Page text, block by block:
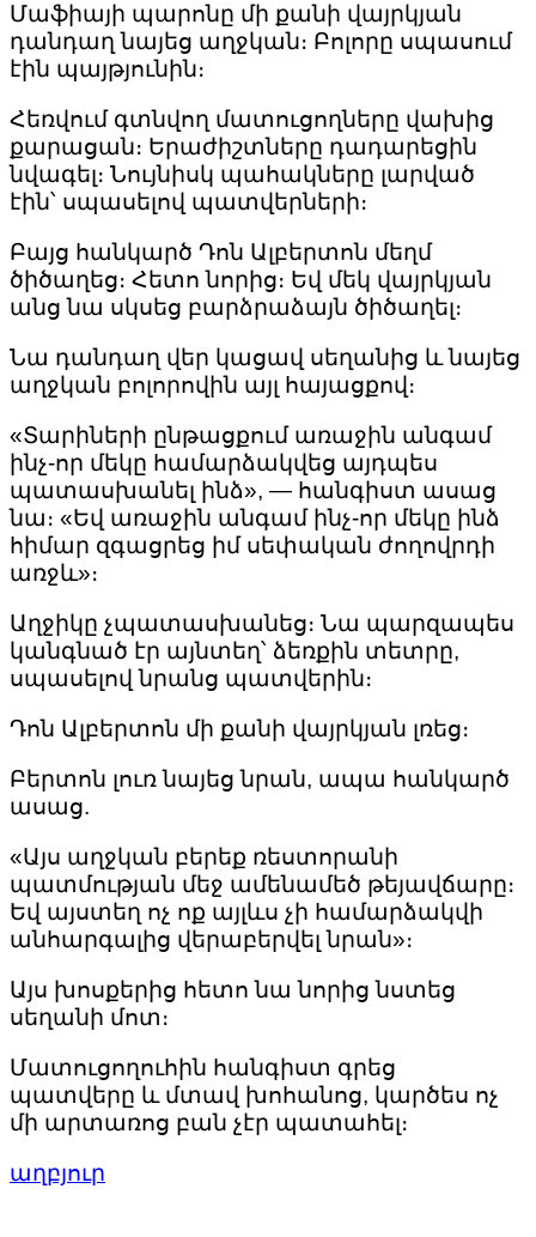
Մաֆիայի պարոնը մի քանի վայրկյան
դանդաղ նայեց աղջկան։ Բոլորը սպասում
էին պայթյունին։
Հեռվում գտնվող մատուցողները վախից
քարացան։ Երաժիշտները դադարեցին
նվագել։ Նույնիսկ պահակները լարված
էին՝ սպասելով պատվերների։
Բայց հանկարծ Դոն Ալբերտոն մեղմ
ծիծաղեց։ Հետո նորից։ Եվ մեկ վայրկյան
անց նա սկսեց բարձրաձայն ծիծաղել։
Նա դանդաղ վեր կացավ սեղանից և նայեց
աղջկան բոլորովին այլ հայացքով։
«Տարիների ընթացքում առաջին անգամ
ինչ-որ մեկը համարձակվեց այդպես
պատասխանել ինձ», — հանգիստ ասաց
նա։ «Եվ առաջին անգամ ինչ-որ մեկը ինձ
հիմար զգացրեց իմ սեփական ժողովրդի
առջև»։
Աղջիկը չպատասխանեց։ Նա պարզապես
կանգնած էր այնտեղ՝ ձեռքին տետրը,
սպասելով նրանց պատվերին։
Դոն Ալբերտոն մի քանի վայրկյան լռեց։
Բերտոն լուռ նայեց նրան, ապա հանկարծ
ասաց.
«Այս աղջկան բերեք ռեստորանի
պատմության մեջ ամենամեծ թեյավճարը։
Եվ այստեղ ոչ ոք այլևս չի համարձակվի
անհարգալից վերաբերվել նրան»։
Այս խոսքերից հետո նա նորից նստեց
սեղանի մոտ։
Մատուցողուհին հանգիստ գրեց
պատվերը և մտավ խոհանոց, կարծես ոչ
մի արտառոց բան չէր պատահել։
աղբյուր